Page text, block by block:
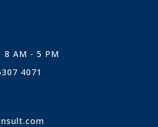
8 AM - 5 PM
4071